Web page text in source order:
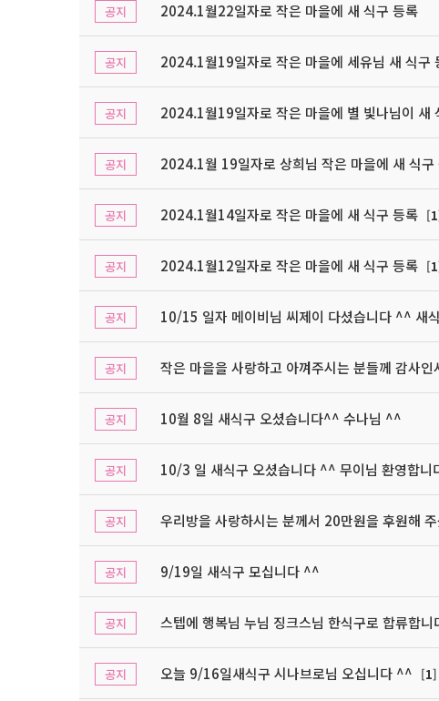
공지 2024.1월22일자로 작은 마을에 새 식구 등록
공지 2024.1월19일자로 작은 마을에 세유님 새 식구
공지 2024.1월19일자로 작은 마을에 별 빛나님이 새
공지 2024.1월 19일자로 상희님 작은 마을에 새 식구
공지 2024.1월14일자로 작은 마을에 새 식구 등록 [1
공지 2024.1월12일자로 작은 마을에 새 식구 등록 [1
공지 10/15 일자 메이비님 씨제이 다셨습니다 ^^ 새
공지 작은 마을을 사랑하고 아껴주시는 분들께 감사
공지 10월 8일 새식구 오셨습니다^^ 수나님 ^^
공지 10/3 일 새식구 오셨습니다 ^^ 무이님 환영합니
공지 우리방을 사랑하시는 분께서 20만원을 후원해
공지 9/19일 새식구 모십니다 ^^
공지 스텝에 행복님 누님 징크스님 한식구로 합류합
공지 오늘 9/16일새식구 시나브로님 오십니다 ^^ [1]